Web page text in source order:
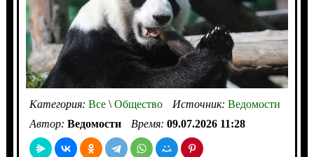
Категория: Все\Общество Источник: Ведомости
Автор: Ведомости Время: 09.07.2026 11:28